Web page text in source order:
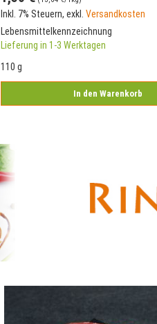
Inkl. 7% Steuern,exkl.Versandkosten
Lebensmittelkennzeichnung
Lieferung in 1-3 Werktagen
110 g
In den Warenkorb